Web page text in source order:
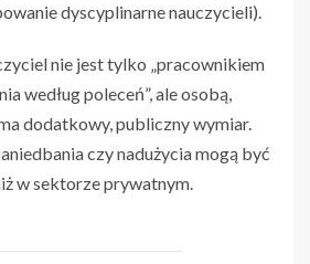
dyscyplinarne nauczycieli).
nie jest tylko „pracownikiem
według poleceń”, ale osobą,
dodatkowy, publiczny wymiar.
czy nadużycia mogą być
w sektorze prywatnym.